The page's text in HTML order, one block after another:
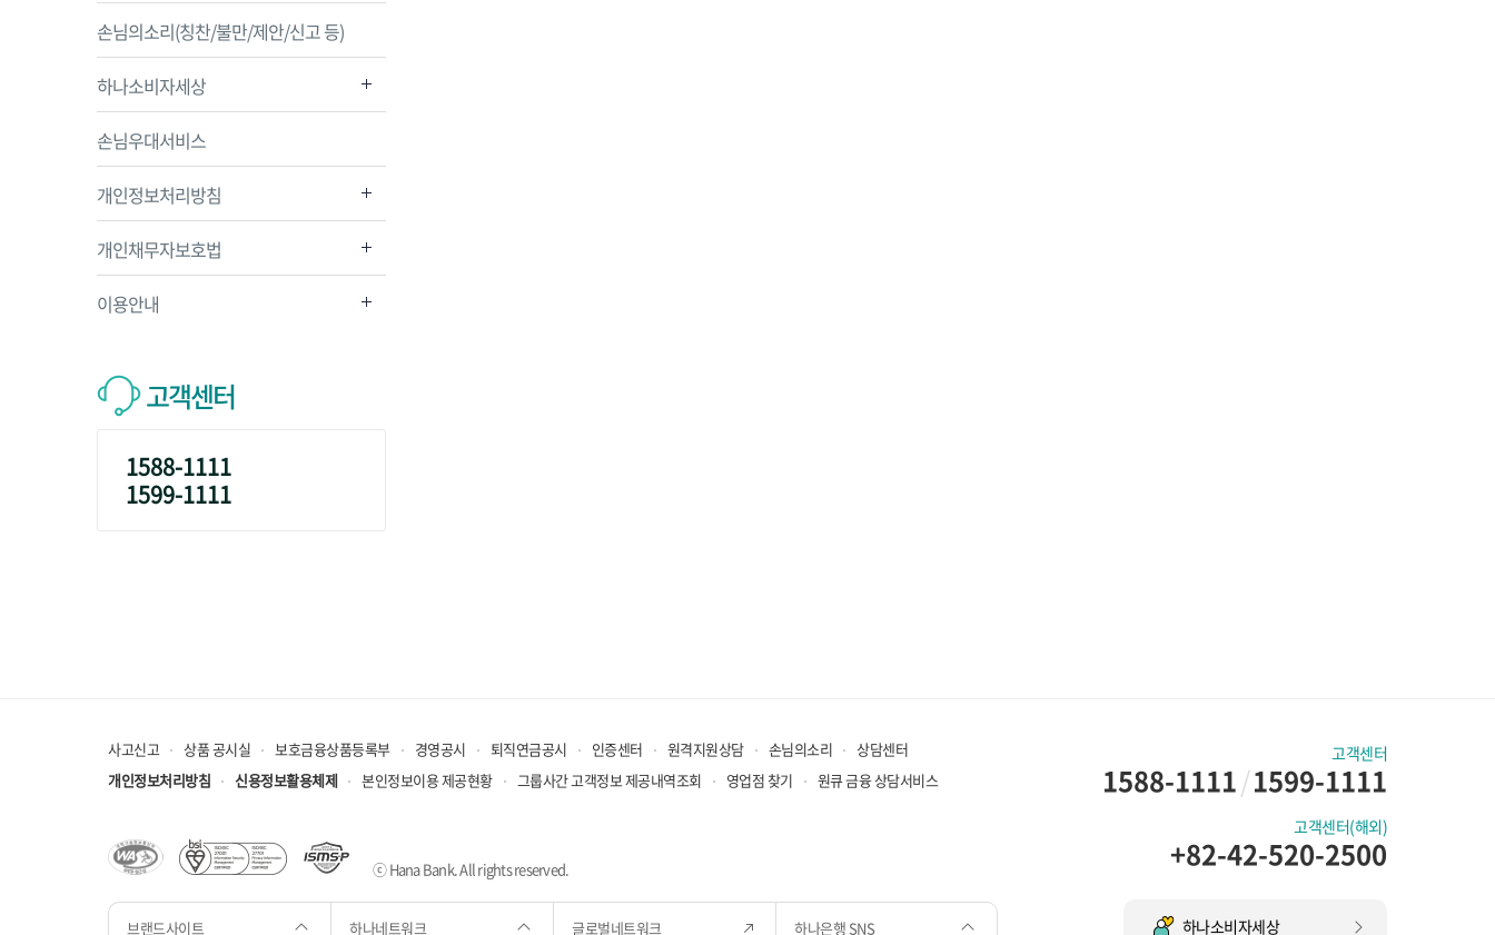
손님의소리(칭찬/불만/제안/신고 등)
하나소비자세상
손님우대서비스
개인정보처리방침
개인채무자보호법
이용안내
고객센터
1588-1111
1599-1111
사고신고 상품 공시실 보호금융상품등록부 경영공시 퇴직연금공시 인증센터 원격지원상담 손님의소리
상담센터
개인정보처리방침
신용정보활용체제 본인정보이용 제공현황 그룹사간 고객정보 제공내역조회 영업점 찾기 원큐 금융 상담서비스
ⓒ Hana Bank. All rights reserved.
브랜드사이트 하나네트워크 글로벌네트워크 하나은행 SNS
고객센터
1588-1111/1599-1111
고객센터(해외)
+82-42-520-2500
하나소비자세상